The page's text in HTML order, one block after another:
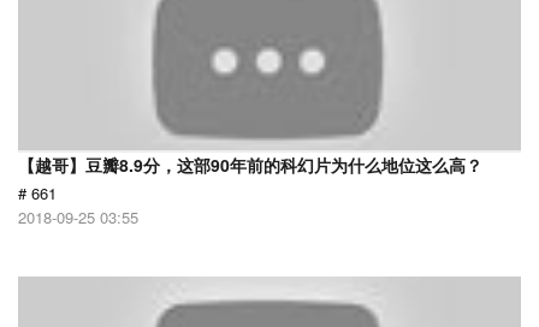
【越哥】豆瓣8.9分，这部90年前的科幻片为什么地位这么高？
# 661
2018-09-25 03:55